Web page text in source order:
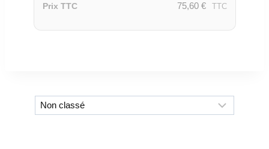
Prix TTC 75,60 € TTC